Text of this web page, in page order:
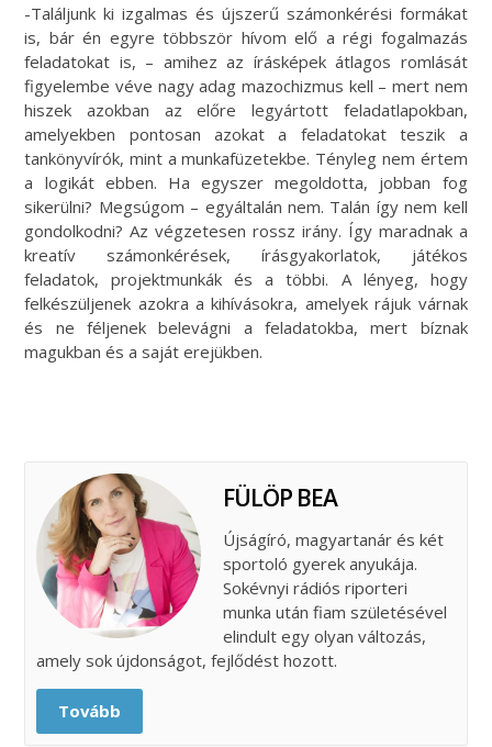
-Találjunk ki izgalmas és újszerű számonkérési formákat
is, bár én egyre többször hívom elő a régi fogalmazás
feladatokat is, – amihez az írásképek átlagos romlását
figyelembe véve nagy adag mazochizmus kell – mert nem
hiszek azokban az előre legyártott feladatlapokban,
amelyekben pontosan azokat a feladatokat teszik a
tankönyvírók, mint a munkafüzetekbe. Tényleg nem értem
a logikát ebben. Ha egyszer megoldotta, jobban fog
sikerülni? Megsúgom – egyáltalán nem. Talán így nem kell
gondolkodni? Az végzetesen rossz irány. Így maradnak a
kreatív számonkérések, írásgyakorlatok, játékos
feladatok, projektmunkák és a többi. A lényeg, hogy
felkészüljenek azokra a kihívásokra, amelyek rájuk várnak
és ne féljenek belevágni a feladatokba, mert bíznak
magukban és a saját erejükben.
FÜLÖP BEA
Újságíró, magyartanár és két
sportoló gyerek anyukája.
Sokévnyi rádiós riporteri
munka után fiam születésével
elindult egy olyan változás,
amely sok újdonságot, fejlődést hozott.
Tovább